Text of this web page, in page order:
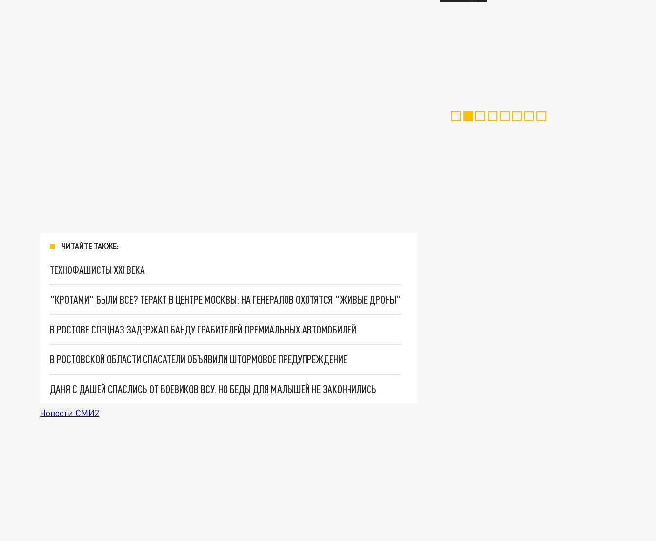
ЧИТАЙТЕ ТАКЖЕ:
ТЕХНОФАШИСТЫ XXI ВЕКА
"КРОТАМИ" БЫЛИ ВСЕ? ТЕРАКТ В ЦЕНТРЕ МОСКВЫ: НА ГЕНЕРАЛОВ ОХОТЯТСЯ "ЖИВЫЕ ДРОНЫ"
В РОСТОВЕ СПЕЦНАЗ ЗАДЕРЖАЛ БАНДУ ГРАБИТЕЛЕЙ ПРЕМИАЛЬНЫХ АВТОМОБИЛЕЙ
В РОСТОВСКОЙ ОБЛАСТИ СПАСАТЕЛИ ОБЪЯВИЛИ ШТОРМОВОЕ ПРЕДУПРЕЖДЕНИЕ
ДАНЯ С ДАШЕЙ СПАСЛИСЬ ОТ БОЕВИКОВ ВСУ. НО БЕДЫ ДЛЯ МАЛЫШЕЙ НЕ ЗАКОНЧИЛИСЬ
Новости СМИ2